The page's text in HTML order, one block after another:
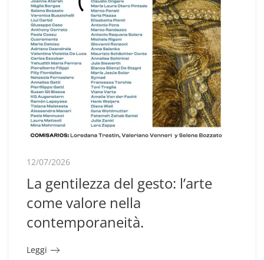
12/07/2026
La gentilezza del gesto: l’arte
come valore nella
contemporaneità.
Leggi